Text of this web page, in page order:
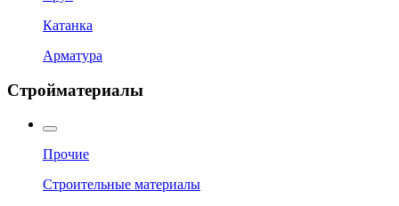
Катанка
Арматура
Стройматериалы
Прочие
Строительные материалы